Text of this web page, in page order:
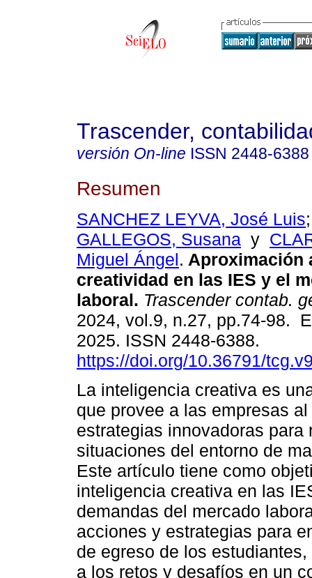
Trascender,
versión On-line ISSN 2448-6388
Resumen
SANCHEZ LEYVA, José Luis
GALLEGOS, Susana y
Miguel Ángel. Aproximación
creatividad en las IES y el
laboral. Trascender contab.
2024, vol.9, n.27, pp.74-98.
2025. ISSN 2448-6388.
https://doi.org/10.36791/
La inteligencia creativa es
que provee a las empresas
estrategias innovadoras para
situaciones del entorno de
Este artículo tiene como
inteligencia creativa en las
demandas del mercado
acciones y estrategias para
de egreso de los
a los retos y desafíos en un